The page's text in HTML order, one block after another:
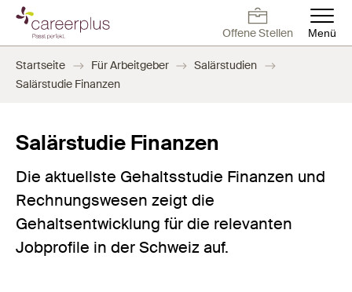
Direkt
zum
Inhalt
Offene Stellen Menü
Offene Stellen
Blog
Über uns
Offene Stellen
Careerplus
Deutsch Français English
Startseite Für Arbeitgeber
Salärstudien
Salärstudie Finanzen
Salärstudie Finanzen
Die aktuellste Gehaltsstudie Finanzen und
Rechnungswesen zeigt die
Gehaltsentwicklung für die relevanten
Jobprofile in der Schweiz auf.